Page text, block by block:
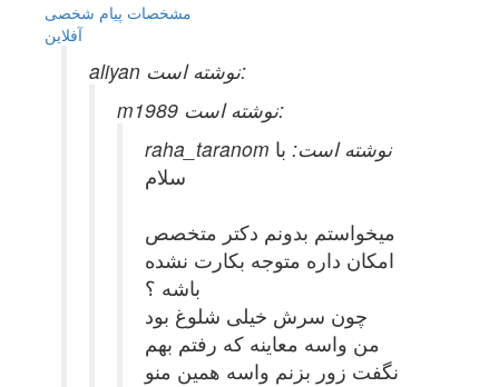
مشخصات پیام شخصی
آفلاين
aliyan نوشته است:
m1989 نوشته است:
raha_taranom نوشته است: با
سلام
میخواستم بدونم دکتر متخصص
امکان داره متوجه بکارت نشده
باشه ؟
چون سرش خیلی شلوغ بود
من واسه معاینه که رفتم بهم
نگفت زور بزنم واسه همین منو